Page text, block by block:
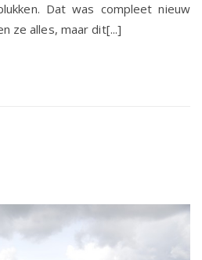
25
tot
Dat was compleet nieuw
ze alles, maar dit[...]